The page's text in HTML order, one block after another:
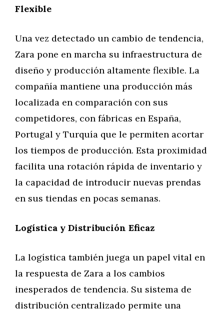
Flexible
Una vez detectado un cambio de tendencia,
Zara pone en marcha su infraestructura de
diseño y producción altamente flexible. La
compañía mantiene una producción más
localizada en comparación con sus
competidores, con fábricas en España,
Portugal y Turquía que le permiten acortar
los tiempos de producción. Esta proximidad
facilita una rotación rápida de inventario y
la capacidad de introducir nuevas prendas
en sus tiendas en pocas semanas.
Logística y Distribución Eficaz
La logística también juega un papel vital en
la respuesta de Zara a los cambios
inesperados de tendencia. Su sistema de
distribución centralizado permite una